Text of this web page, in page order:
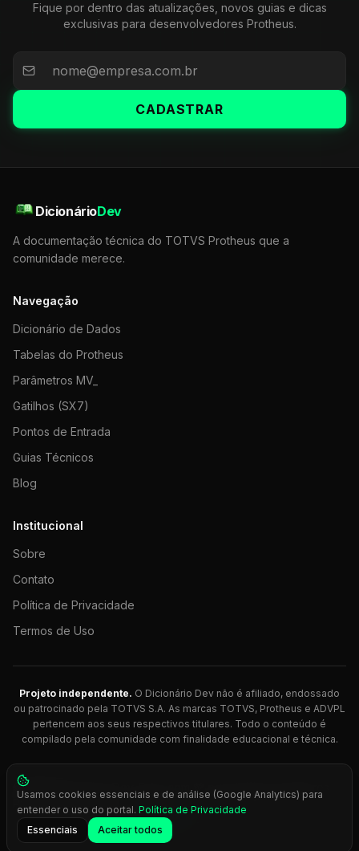
Fique por dentro das atualizações, novos guias e dicas
exclusivas para desenvolvedores Protheus.
CADASTRAR
DicionárioDev
A documentação técnica do TOTVS Protheus que a
comunidade merece.
Navegação
Dicionário de Dados
Tabelas do Protheus
Parâmetros MV_
Gatilhos (SX7)
Pontos de Entrada
Guias Técnicos
Blog
Institucional
Sobre
Contato
Política de Privacidade
Termos de Uso
Projeto independente. O Dicionário Dev não é afiliado, endossado
ou patrocinado pela TOTVS S.A. As marcas TOTVS, Protheus e ADVPL
pertencem aos seus respectivos titulares. Todo o conteúdo é
compilado pela comunidade com finalidade educacional e técnica.
© 2026 Dicionário Dev. Feito com 💚 para desenvolvedores
Protheus.
Press Ctrl+K
Usamos cookies essenciais e de análise (Google Analytics) para
entender o uso do portal. Política de Privacidade
Essenciais
Aceitar todos